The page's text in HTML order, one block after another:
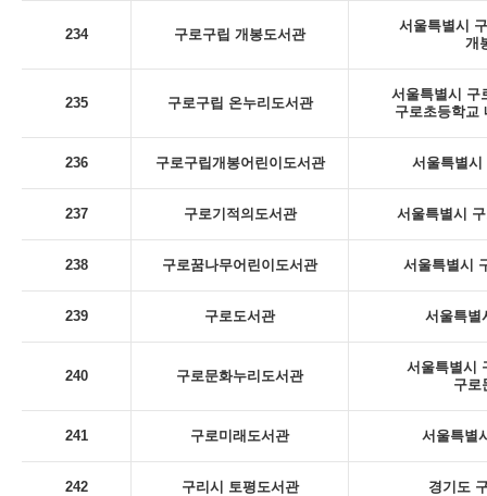
234 구로구립 개봉도서관
서울특별시
개
235 구로구립 온누리도서관
서울특별시 구
구로초등학교
236 구로구립개봉어린이도서관 서울특별시
237 구로기적의도서관 서울특별시
238 구로꿈나무어린이도서관 서울특별시
239 구로도서관 서울특별
240 구로문화누리도서관
서울특별시
구로
241 구로미래도서관 서울특별
242 구리시 토평도서관 경기도